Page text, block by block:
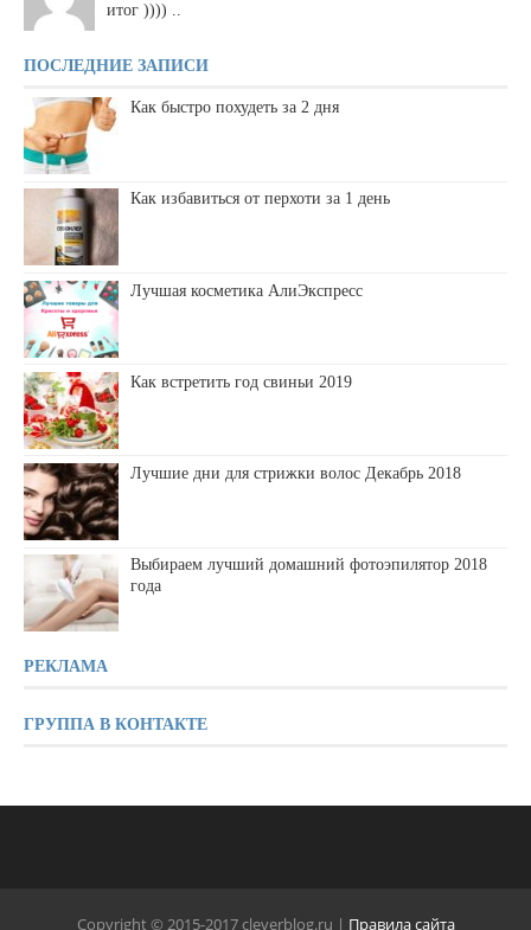
итог )))) ..
ПОСЛЕДНИЕ ЗАПИСИ
Как быстро похудеть за 2 дня
Как избавиться от перхоти за 1 день
Лучшая косметика АлиЭкспресс
Как встретить год свиньи 2019
Лучшие дни для стрижки волос Декабрь 2018
Выбираем лучший домашний фотоэпилятор 2018
года
РЕКЛАМА
ГРУППА В КОНТАКТЕ
Copyright © 2015-2017 cleverblog.ru | Правила сайта